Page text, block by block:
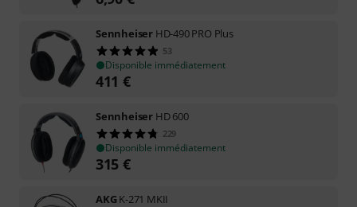
Sennheiser HD-490 PRO Plus
53
Disponible immédiatement
411 €
Sennheiser HD 600
229
Disponible immédiatement
315 €
AKGK-271 MKII